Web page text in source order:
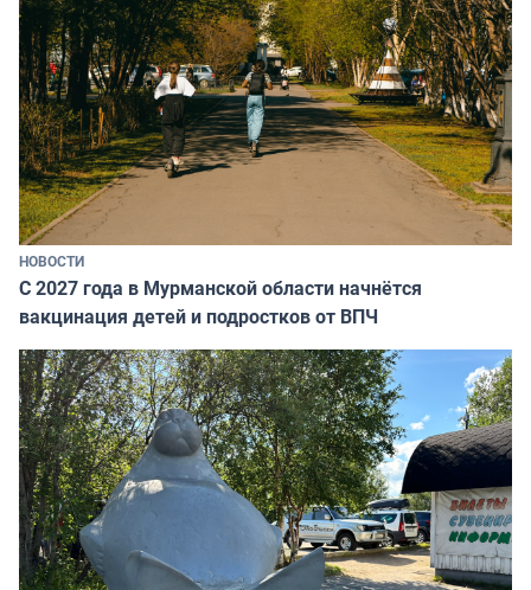
НОВОСТИ
С 2027 года в Мурманской области начнётся
вакцинация детей и подростков от ВПЧ